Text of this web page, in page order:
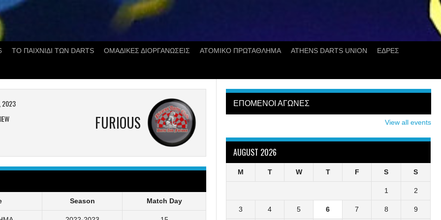
ΤΟ ΠΑΙΧΝΙΔΙ ΤΩΝ DARTS ΟΜΑΔΙΚΕΣ ΔΙΟΡΓΑΝΩΣΕΙΣ ΑΤΟΜΙΚΟ ΠΡΩΤΑΘΛΗΜΑ ATHENS DARTS UNION ΕΔΡΕΣ
FURIOUS
2023
Season Match Day
ΕΠΟΜΕΝΟΙ ΑΓΩΝΕΣ
View all events
AUGUST 2026
M T W T F S S
1 2
3 4 5 6 7 8 9